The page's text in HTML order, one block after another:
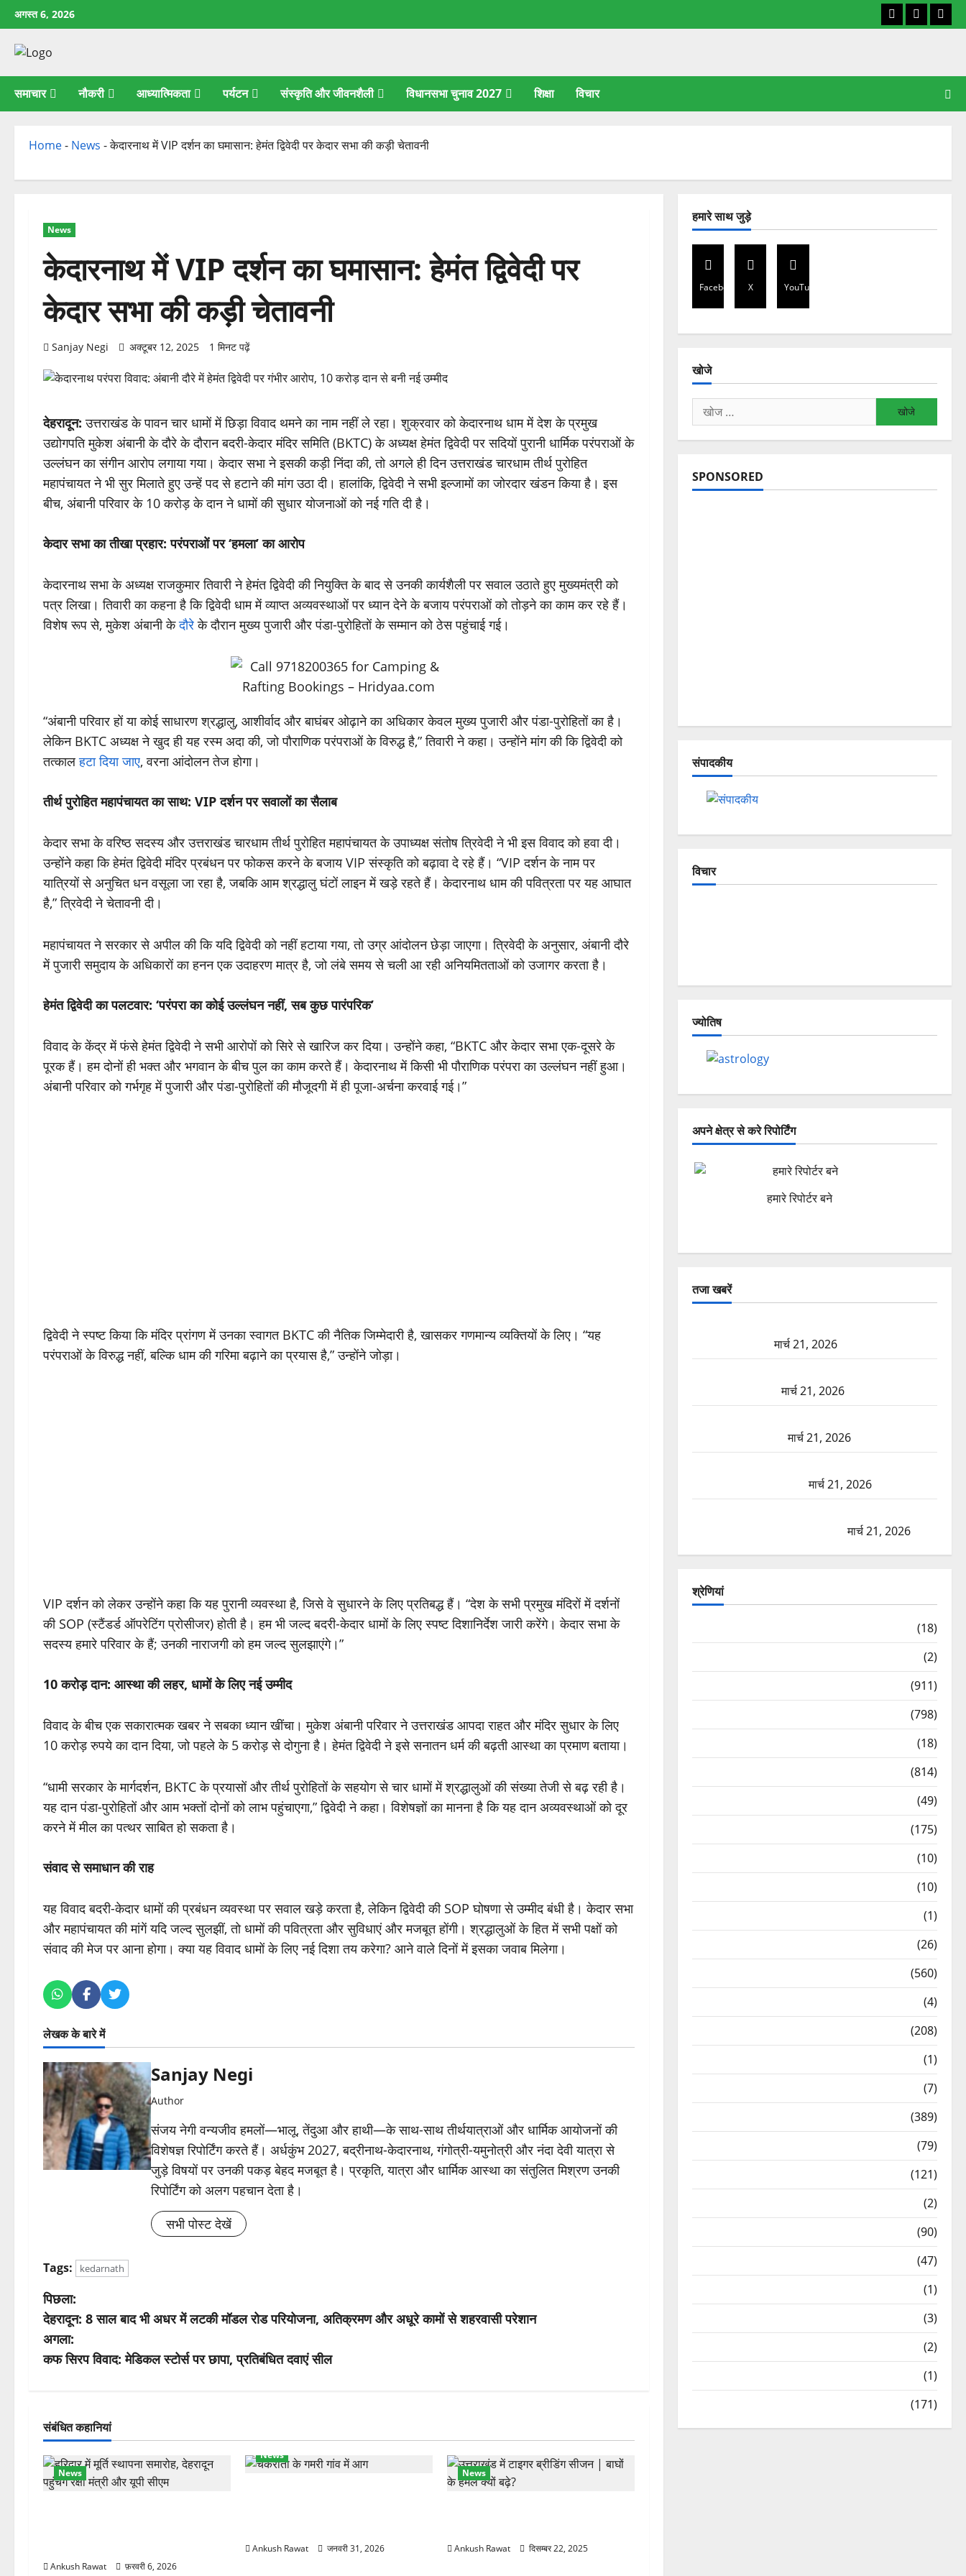
छोड़कर
सामग्री
अगस्त 6, 2026 Facebook
X
समाचार नौकरी आध्यात्मिकता पर्यटन संस्कृति और जीवनशैली विधानसभा चुनाव 2027 शिक्षा विचार
Home- News -केदारनाथ में VIP दर्शन का घमासान: हेमंत द्विवेदी पर केदार सभा की कड़ी चेतावनी
News
केदारनाथ में VIP दर्शन का घमासान: हेमंत द्विवेदी पर
केदार सभा की कड़ी चेतावनी
Sanjay Negi अक्टूबर 12, 2025 1 मिनट पढ़ें
देहरादून: उत्तराखंड के पावन चार धामों में छिड़ा विवाद थमने का नाम नहीं ले रहा। शुक्रवार को केदारनाथ धाम में देश के प्रमुख
उद्योगपति मुकेश अंबानी के दौरे के दौरान बदरी-केदार मंदिर समिति (BKTC) के अध्यक्ष हेमंत द्विवेदी पर सदियों पुरानी धार्मिक परंपराओं के
उल्लंघन का संगीन आरोप लगाया गया। केदार सभा ने इसकी कड़ी निंदा की, तो अगले ही दिन उत्तराखंड चारधाम तीर्थ पुरोहित
महापंचायत ने भी सुर मिलाते हुए उन्हें पद से हटाने की मांग उठा दी। हालांकि, द्विवेदी ने सभी इल्जामों का जोरदार खंडन किया है। इस
बीच, अंबानी परिवार के 10 करोड़ के दान ने धामों की सुधार योजनाओं को नई गति दी है।
केदार सभा का तीखा प्रहार: परंपराओं पर ‘हमला’ का आरोप
केदारनाथ सभा के अध्यक्ष राजकुमार तिवारी ने हेमंत द्विवेदी की नियुक्ति के बाद से उनकी कार्यशैली पर सवाल उठाते हुए मुख्यमंत्री को
पत्र लिखा। तिवारी का कहना है कि द्विवेदी धाम में व्याप्त अव्यवस्थाओं पर ध्यान देने के बजाय परंपराओं को तोड़ने का काम कर रहे हैं।
विशेष रूप से, मुकेश अंबानी केदौरेके दौरान मुख्य पुजारी और पंडा-पुरोहितों के सम्मान को ठेस पहुंचाई गई।
“अंबानी परिवार हों या कोई साधारण श्रद्धालु, आशीर्वाद और बाघंबर ओढ़ाने का अधिकार केवल मुख्य पुजारी और पंडा-पुरोहितों का है।
लेकिन BKTC अध्यक्ष ने खुद ही यह रस्म अदा की, जो पौराणिक परंपराओं के विरुद्ध है,” तिवारी ने कहा। उन्होंने मांग की कि द्विवेदी को
तत्कालहटा दिया जाए, वरना आंदोलन तेज होगा।
तीर्थ पुरोहित महापंचायत का साथ: VIP दर्शन पर सवालों का सैलाब
केदार सभा के वरिष्ठ सदस्य और उत्तराखंड चारधाम तीर्थ पुरोहित महापंचायत के उपाध्यक्ष संतोष त्रिवेदी ने भी इस विवाद को हवा दी।
उन्होंने कहा कि हेमंत द्विवेदी मंदिर प्रबंधन पर फोकस करने के बजाय VIP संस्कृति को बढ़ावा दे रहे हैं। “VIP दर्शन के नाम पर
यात्रियों से अनुचित धन वसूला जा रहा है, जबकि आम श्रद्धालु घंटों लाइन में खड़े रहते हैं। केदारनाथ धाम की पवित्रता पर यह आघात
है,” त्रिवेदी ने चेतावनी दी।
महापंचायत ने सरकार से अपील की कि यदि द्विवेदी को नहीं हटाया गया, तो उग्र आंदोलन छेड़ा जाएगा। त्रिवेदी के अनुसार, अंबानी दौरे
में पुजारी समुदाय के अधिकारों का हनन एक उदाहरण मात्र है, जो लंबे समय से चली आ रही अनियमितताओं को उजागर करता है।
हेमंत द्विवेदी का पलटवार: ‘परंपरा का कोई उल्लंघन नहीं, सब कुछ पारंपरिक’
विवाद के केंद्र में फंसे हेमंत द्विवेदी ने सभी आरोपों को सिरे से खारिज कर दिया। उन्होंने कहा, “BKTC और केदार सभा एक-दूसरे के
पूरक हैं। हम दोनों ही भक्त और भगवान के बीच पुल का काम करते हैं। केदारनाथ में किसी भी पौराणिक परंपरा का उल्लंघन नहीं हुआ।
अंबानी परिवार को गर्भगृह में पुजारी और पंडा-पुरोहितों की मौजूदगी में ही पूजा-अर्चना करवाई गई।”
द्विवेदी ने स्पष्ट किया कि मंदिर प्रांगण में उनका स्वागत BKTC की नैतिक जिम्मेदारी है, खासकर गणमान्य व्यक्तियों के लिए। “यह
परंपराओं के विरुद्ध नहीं, बल्कि धाम की गरिमा बढ़ाने का प्रयास है,” उन्होंने जोड़ा।
VIP दर्शन को लेकर उन्होंने कहा कि यह पुरानी व्यवस्था है, जिसे वे सुधारने के लिए प्रतिबद्ध हैं। “देश के सभी प्रमुख मंदिरों में दर्शनों
की SOP (स्टैंडर्ड ऑपरेटिंग प्रोसीजर) होती है। हम भी जल्द बदरी-केदार धामों के लिए स्पष्ट दिशानिर्देश जारी करेंगे। केदार सभा के
सदस्य हमारे परिवार के हैं; उनकी नाराजगी को हम जल्द सुलझाएंगे।”
10 करोड़ दान: आस्था की लहर, धामों के लिए नई उम्मीद
विवाद के बीच एक सकारात्मक खबर ने सबका ध्यान खींचा। मुकेश अंबानी परिवार ने उत्तराखंड आपदा राहत और मंदिर सुधार के लिए
10 करोड़ रुपये का दान दिया, जो पहले के 5 करोड़ से दोगुना है। हेमंत द्विवेदी ने इसे सनातन धर्म की बढ़ती आस्था का प्रमाण बताया।
“धामी सरकार के मार्गदर्शन, BKTC के प्रयासों और तीर्थ पुरोहितों के सहयोग से चार धामों में श्रद्धालुओं की संख्या तेजी से बढ़ रही है।
यह दान पंडा-पुरोहितों और आम भक्तों दोनों को लाभ पहुंचाएगा,” द्विवेदी ने कहा। विशेषज्ञों का मानना है कि यह दान अव्यवस्थाओं को दूर
करने में मील का पत्थर साबित हो सकता है।
संवाद से समाधान की राह
यह विवाद बदरी-केदार धामों की प्रबंधन व्यवस्था पर सवाल खड़े करता है, लेकिन द्विवेदी की SOP घोषणा से उम्मीद बंधी है। केदार सभा
और महापंचायत की मांगें यदि जल्द सुलझीं, तो धामों की पवित्रता और सुविधाएं और मजबूत होंगी। श्रद्धालुओं के हित में सभी पक्षों को
संवाद की मेज पर आना होगा। क्या यह विवाद धामों के लिए नई दिशा तय करेगा? आने वाले दिनों में इसका जवाब मिलेगा।
लेखक के बारे में
Sanjay Negi
Author
संजय नेगी वन्यजीव हमलों—भालू, तेंदुआ और हाथी—के साथ-साथ तीर्थयात्राओं और धार्मिक आयोजनों की
विशेषज्ञ रिपोर्टिंग करते हैं। अर्धकुंभ 2027, बद्रीनाथ-केदारनाथ, गंगोत्री-यमुनोत्री और नंदा देवी यात्रा से
जुड़े विषयों पर उनकी पकड़ बेहद मजबूत है। प्रकृति, यात्रा और धार्मिक आस्था का संतुलित मिश्रण उनकी
रिपोर्टिंग को अलग पहचान देता है।
सभी पोस्ट देखें
Tags: kedarnath
पो
स्ट
ने
गे
श
न
पिछला:
देहरादून: 8 साल बाद भी अधर में लटकी मॉडल रोड परियोजना, अतिक्रमण और अधूरे कामों से शहरवासी परेशान
अगला:
कफ सिरप विवाद: मेडिकल स्टोर्स पर छापा, प्रतिबंधित दवाएं सील
संबंधित कहानियां
News
Ankush Rawat फ़रवरी 6, 2026
News
Ankush Rawat जनवरी 31, 2026
News
Ankush Rawat दिसम्बर 22, 2025
हमारे साथ जुड़े
Facebook X YouTube
खोजे
निम्न
को
खोजें:
SPONSORED
संपादकीय
विचार
ज्योतिष
अपने क्षेत्र से करे रिपोर्टिंग
हमारे रिपोर्टर बने
तजा खबरें
मार्च 21, 2026
मार्च 21, 2026
मार्च 21, 2026
मार्च 21, 2026
मार्च 21, 2026
श्रेणियां
(18)
(2)
(911)
(798)
(18)
(814)
(49)
(175)
(10)
(10)
(1)
(26)
(560)
(4)
(208)
(1)
(7)
(389)
(79)
(121)
(2)
(90)
(47)
(1)
(3)
(2)
(1)
(171)